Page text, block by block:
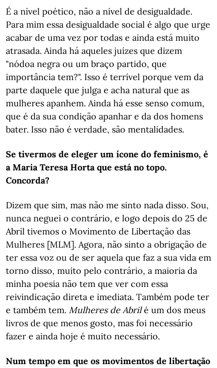
É a nível poético, não a nível de desigualdade.
Para mim essa desigualdade social é algo que urge
acabar de uma vez por todas e ainda está muito
atrasada. Ainda há aqueles juízes que dizem
"nódoa negra ou um braço partido, que
importância tem?". Isso é terrível porque vem da
parte daquele que julga e acha natural que as
mulheres apanhem. Ainda há esse senso comum,
que é da sua condição apanhar e da dos homens
bater. Isso não é verdade, são mentalidades.
Se tivermos de eleger um ícone do feminismo, é
a Maria Teresa Horta que está no topo.
Concorda?
Dizem que sim, mas não me sinto nada disso. Sou,
nunca neguei o contrário, e logo depois do 25 de
Abril tivemos o Movimento de Libertação das
Mulheres [MLM]. Agora, não sinto a obrigação de
ter essa voz ou de ser aquela que faz a sua vida em
torno disso, muito pelo contrário, a maioria da
minha poesia não tem que ver com essa
reivindicação direta e imediata. Também pode ter
e também tem. Mulheres de Abrilé um dos meus
livros de que menos gosto, mas foi necessário
fazer e ainda hoje é muito necessário.
Num tempo em que os movimentos de libertação